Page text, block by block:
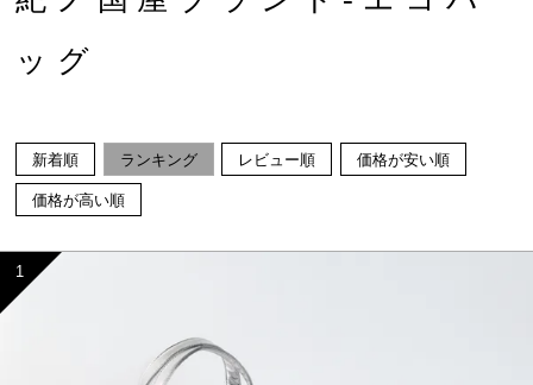
ッグ
新着順 ランキング レビュー順 価格が安い順
価格が高い順